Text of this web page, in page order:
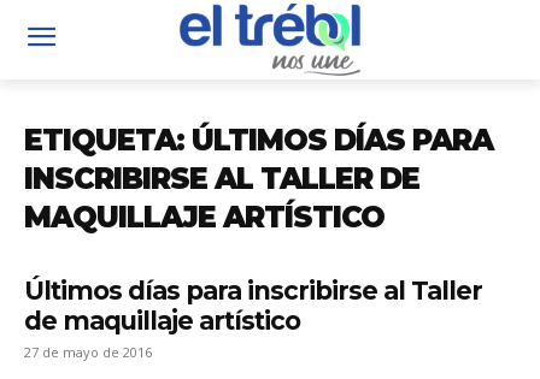
ETIQUETA: ÚLTIMOS DÍAS PARA
INSCRIBIRSE AL TALLER DE
MAQUILLAJE ARTÍSTICO
Últimos días para inscribirse al Taller
de maquillaje artístico
27 de mayo de 2016